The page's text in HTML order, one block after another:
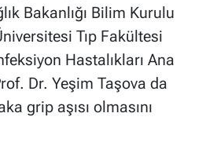
Bakanlığı Bilim Kurulu
Tıp Fakültesi
Hastalıkları Ana
Dr. Yeşim Taşova da
grip aşısı olmasını